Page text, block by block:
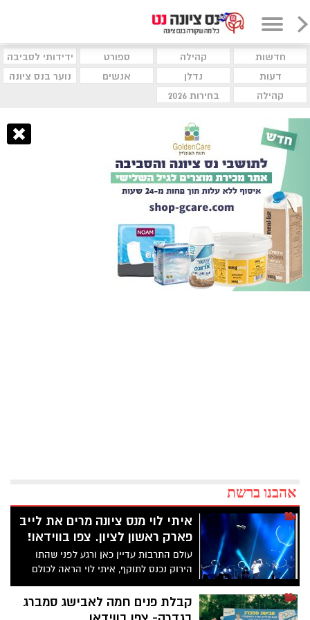
חדשות קהילה ספורט
ידידותי לסביבה
דעות
נדלן אנשים
נוער בנס ציונה
קהילה
בחירות 2026
אהבנו ברשת
איתי לוי מנס ציונה מרים את לייב
פארק ראשון לציון. צפו בווידאו!
עולם התרבות עדיין כאן ורגע לפני שהתו
הירוק נכנס לתוקף, איתי לוי הראה לכולם
למה התגעגענו למופעים הפתוחים. אז נכון
שעל המה בראשון בראשון לציון אי אפשר
להגיד- ערב טוב קיסריה, אבל בהחלט אפשר
קבלת פנים חמה לאבישג סמברג